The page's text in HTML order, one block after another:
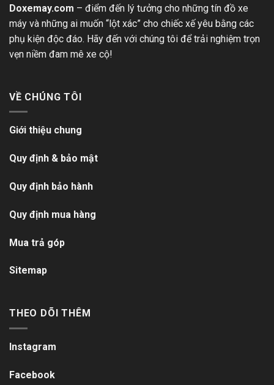
Doxemay.com – điểm đến lý tưởng cho những tín đồ xe
máy và những ai muốn “lột xác” cho chiếc xế yêu bằng các
phụ kiện độc đáo. Hãy đến với chúng tôi để trải nghiệm trọn
vẹn niềm đam mê xe cộ!
VỀ CHÚNG TÔI
Giới thiệu chung
Quy định & bảo mật
Quy định bảo hành
Quy định mua hàng
Mua trả góp
Sitemap
THEO DÕI THÊM
Instagram
Facebook